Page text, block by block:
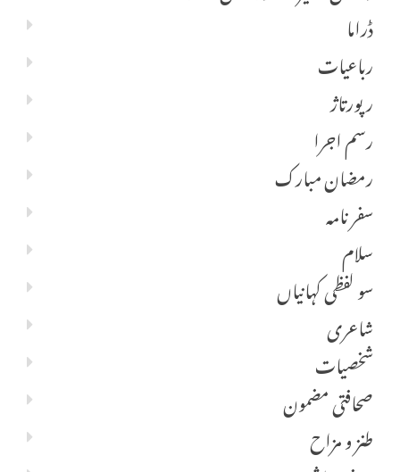
ڈراما
رباعیات
رپورتاژ
رسم اجرا
رمضان مبارک
سفر نامہ
سلام
سو لفظی کہانیاں
شاعری
شخصیات
صحافتی مضمون
طنز و مزاح